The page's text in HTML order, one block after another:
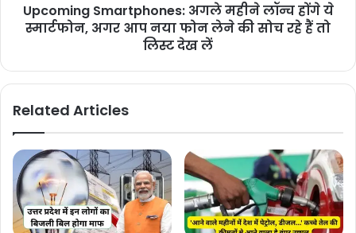
Upcoming Smartphones: अगले महीने लॉन्च होंगे ये
स्मार्टफोन, अगर आप नया फोन लेने की सोच रहे हैं तो
लिस्ट देख लें
Related Articles